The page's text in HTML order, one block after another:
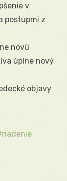
v
postupmi z
novú
úplne nový
objavy
riadenie